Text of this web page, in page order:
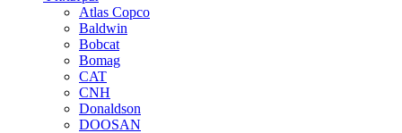
Atlas Copco
Baldwin
Bobcat
Bomag
CAT
CNH
Donaldson
DOOSAN